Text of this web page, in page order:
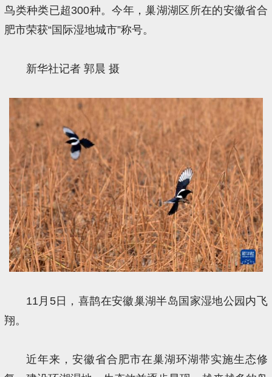
鸟类种类已超300种。今年，巢湖湖区所在的安徽省合
肥市荣获“国际湿地城市”称号。
新华社记者 郭晨 摄
11月5日，喜鹊在安徽巢湖半岛国家湿地公园内飞
翔。
近年来，安徽省合肥市在巢湖环湖带实施生态修